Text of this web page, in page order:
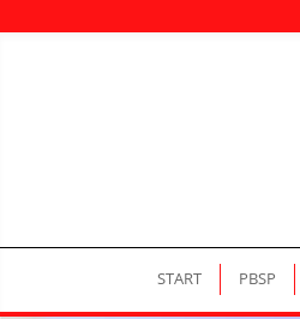
START PBSP